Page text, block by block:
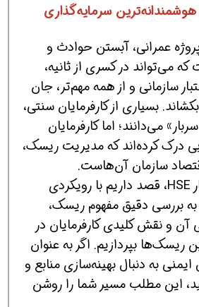
سرمایه‌گذاری
پروژه عمرانی، آبستن حوادث و
می‌تواند در کسری از ثانیه،
سازمانی و از همه مهم‌تر، جان
بسیاری از کارفرمایان سنتی،
می‌دانند؛ اما کارفرمایان
درک کرده‌اند که مدیریت ریسک،
سازمان آن‌هاست.
در این مطلب از همیار HSE، قصد داریم با رویکردی
بررسی دقیق مفهوم ریسک،
آن و نقش کلیدی کارفرمایان در
بپردازیم. اگر به عنوان
به دنبال بهینه‌سازی منابع و
این مطلب مسیر شما را روشن